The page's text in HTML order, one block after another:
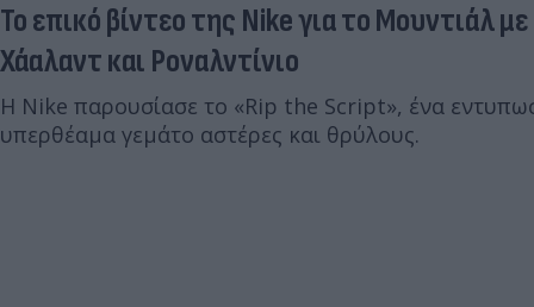
Το επικό βίντεο της Nike για το Μουντιάλ
Χάαλαντ και Ροναλντίνιο
Η Nike παρουσίασε το «Rip the Script», ένα
υπερθέαμα γεμάτο αστέρες και θρύλους.